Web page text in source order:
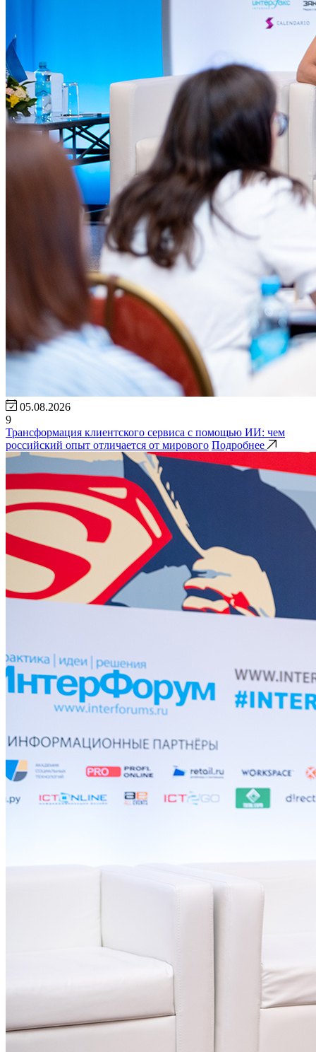
05.08.2026
9
Трансформация клиентского сервиса с помощью ИИ: чем
российский опыт отличается от мирового Подробнее